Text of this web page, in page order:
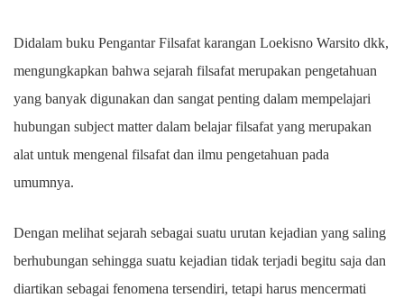
Didalam buku Pengantar Filsafat karangan Loekisno Warsito dkk,
mengungkapkan bahwa sejarah filsafat merupakan pengetahuan
yang banyak digunakan dan sangat penting dalam mempelajari
hubungan subject matter dalam belajar filsafat yang merupakan
alat untuk mengenal filsafat dan ilmu pengetahuan pada
umumnya.
Dengan melihat sejarah sebagai suatu urutan kejadian yang saling
berhubungan sehingga suatu kejadian tidak terjadi begitu saja dan
diartikan sebagai fenomena tersendiri, tetapi harus mencermati